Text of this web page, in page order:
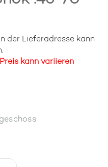
der Lieferadresse kann
kann variieren